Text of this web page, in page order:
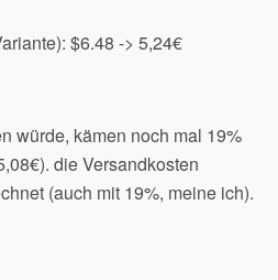
$6.48 -> 5,24€
würde, kämen noch mal 19%
die Versandkosten
(auch mit 19%, meine ich).